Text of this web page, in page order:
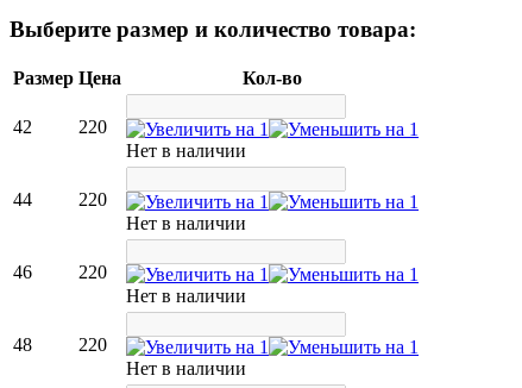
Выберите размер и количество товара:
Размер Цена Кол-во
42
220
Нет в наличии
44
220
Нет в наличии
46
220
Нет в наличии
48
220
Нет в наличии